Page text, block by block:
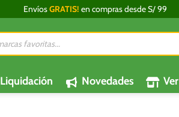
EnvíosGRATIS! en compras desde S/ 99
Liquidación Novedades